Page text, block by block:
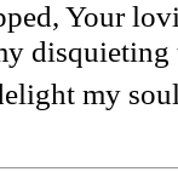
Your
my